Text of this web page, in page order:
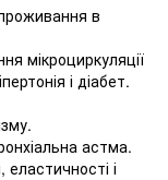
в
мікроциркуляції
і діабет.
астма.
еластичності і